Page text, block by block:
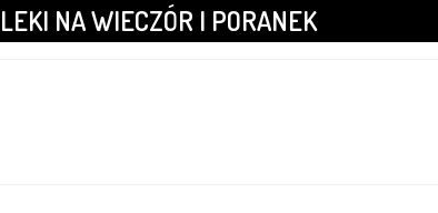
LEKI NA WIECZÓR I PORANEK